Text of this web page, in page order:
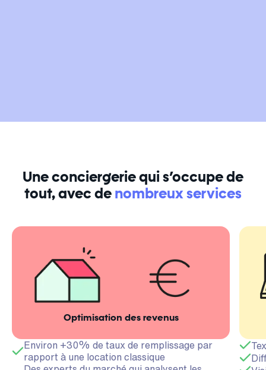
Une conciergerie qui s’occupe de
tout, avec denombreux services
Optimisation des revenus
Environ +30% de taux de remplissage par
rapport à une location classique